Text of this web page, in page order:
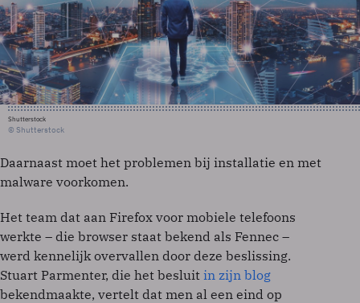
Shutterstock
© Shutterstock
Daarnaast moet het problemen bij installatie en met
malware voorkomen.
Het team dat aan Firefox voor mobiele telefoons
werkte – die browser staat bekend als Fennec –
werd kennelijk overvallen door deze beslissing.
Stuart Parmenter, die het besluit in zijn blog
bekendmaakte, vertelt dat men al een eind op